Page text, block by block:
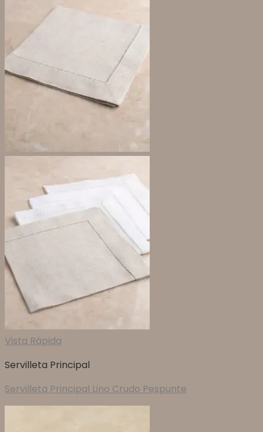
Vista Rápida
Servilleta Principal
Servilleta Principal Lino Crudo Pespunte